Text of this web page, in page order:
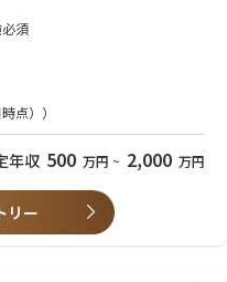
析
略策定
理
略策定
管理（数十人規模、複数年）
略策定
務移行計画策定・推進
フォーマンス管理
須
築プロジェクトのPM経験
験
点））
年収 500 万円 ~ 2,000 万円
リー